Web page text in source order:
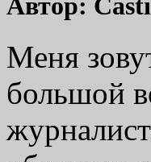
Меня
большой